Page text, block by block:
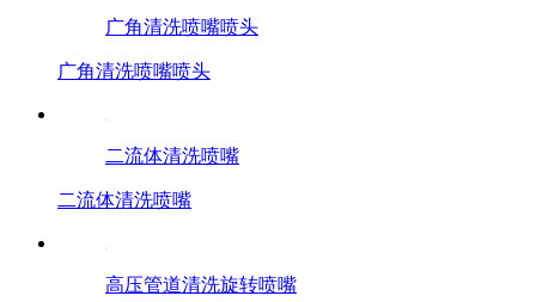
广角清洗喷嘴喷头
广角清洗喷嘴喷头
二流体清洗喷嘴
二流体清洗喷嘴
高压管道清洗旋转喷嘴